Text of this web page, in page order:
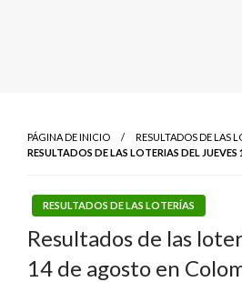
PÁGINA DE INICIO
RESULTADOS DE LAS
RESULTADOS DE LAS LOTERIAS DEL
RESULTADOS DE LAS LOTERÍAS
Resultados de las
14 de agosto en